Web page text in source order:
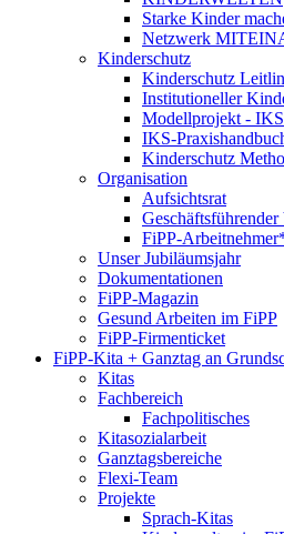
Starke Kinder
Netzwerk
Kinderschutz
Kinderschutz
Institutioneller
Modellprojekt - IKS
IKS-
Kinderschutz
Organisation
Aufsichtsrat
Geschäftsführender
FiPP-
Unser Jubiläumsjahr
Dokumentationen
FiPP-Magazin
Gesund Arbeiten im FiPP
FiPP-Firmenticket
FiPP-Kita + Ganztag an
Kitas
Fachbereich
Fachpolitisches
Kitasozialarbeit
Ganztagsbereiche
Flexi-Team
Projekte
Sprach-Kitas